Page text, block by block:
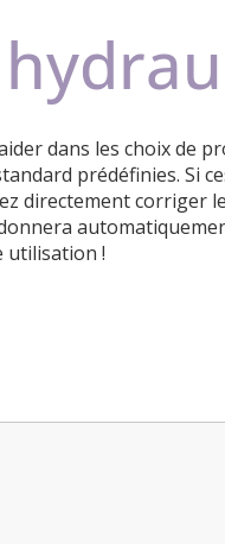
dans les choix de
prédéfinies. Si
directement corriger
utilisation !